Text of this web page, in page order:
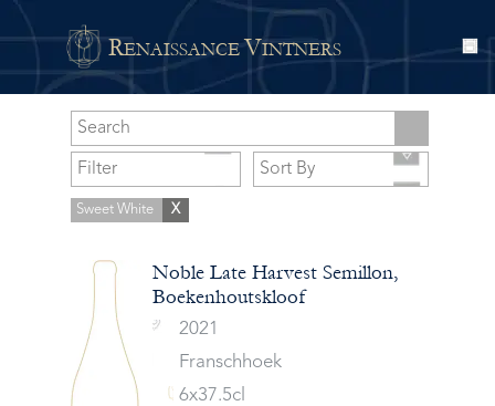
RENAISSANCE VINTNERS
Sweet White X
Noble Late Harvest Semillon,
Boekenhoutskloof
2021
Franschhoek
6x37.5cl